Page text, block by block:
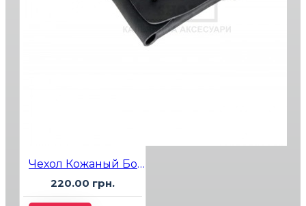
Чехол Кожаный Большой от LuxTip
220.00 грн.